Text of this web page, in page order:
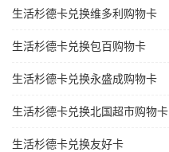
生活杉德卡兑换维多利购物卡
生活杉德卡兑换包百购物卡
生活杉德卡兑换永盛成购物卡
生活杉德卡兑换北国超市购物卡
生活杉德卡兑换友好卡